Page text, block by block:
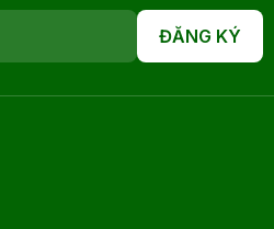
ĐĂNG KÝ